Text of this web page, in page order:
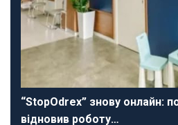
“StopOdrex” знову онлайн:
відновив роботу…